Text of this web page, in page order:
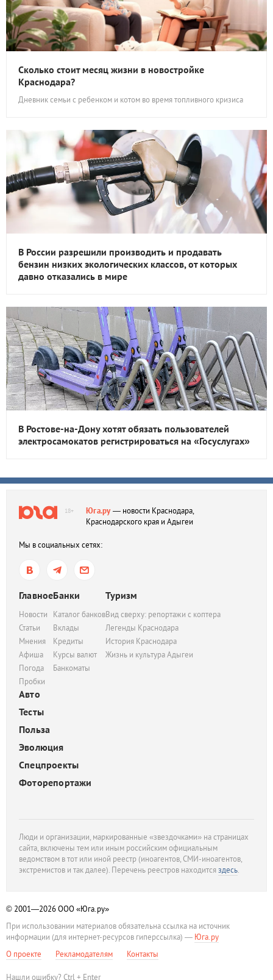
Сколько стоит месяц жизни в новостройке
Краснодара?
Дневник семьи с ребенком и котом во время топливного кризиса
В России разрешили производить и продавать
бензин низких экологических классов, от которых
давно отказались в мире
В Ростове-на-Дону хотят обязать пользователей
электросамокатов регистрироваться на «Госуслугах»
18+ Юга.ру— новости Краснодара,
Краснодарского края и Адыгеи
Мы в социальных сетях:
Главное
Новости
Статьи
Мнения
Афиша
Погода
Пробки
Банки
Каталог банков
Вклады
Кредиты
Курсы валют
Банкоматы
Туризм
Вид сверху: репортажи с коптера
Легенды Краснодара
История Краснодара
Жизнь и культура Адыгеи
Авто
Тесты
Польза
Эволюция
Спецпроекты
Фоторепортажи
Люди и организации, маркированные «звездочками» на страницах
сайта, включены тем или иным российским официальным
ведомством в тот или иной реестр (иноагентов, СМИ-иноагентов,
экстремистов и так далее). Перечень реестров находитсяздесь.
© 2001—2026ООО «Юга.ру»
При использовании материалов обязательна ссылка на источник
информации (для интернет-ресурсов гиперссылка) — Юга.ру
О проекте
Рекламодателям Контакты
Нашли ошибку? Ctrl + Enter